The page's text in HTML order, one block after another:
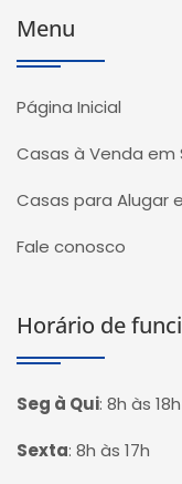
Menu
Página Inicial
Casas à Venda em
Casas para Alugar
Fale conosco
Horário de
Seg à Qui: 8h às 18h
Sexta: 8h às 17h